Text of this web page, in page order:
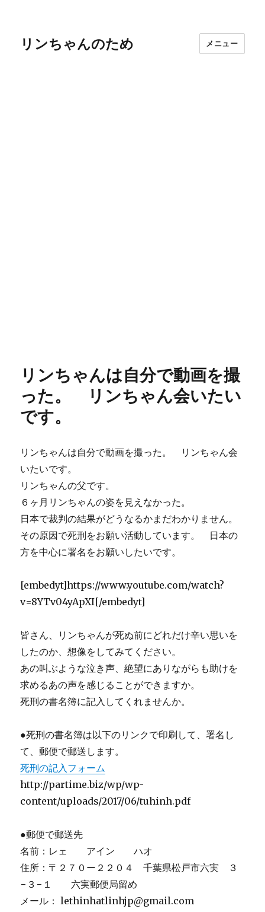
リンちゃんのため メニュー
リンちゃんは自分で動画を撮
った。 リンちゃん会いたい
です。
リンちゃんは自分で動画を撮った。 リンちゃん会
いたいです。
リンちゃんの父です。
６ヶ月リンちゃんの姿を見えなかった。
日本で裁判の結果がどうなるかまだわかりません。
その原因で死刑をお願い活動しています。 日本の
方を中心に署名をお願いしたいです。
[embedyt]https://www.youtube.com/watch?
v=8YTv04yApXI[/embedyt]
皆さん、リンちゃんが死ぬ前にどれだけ辛い思いを
したのか、想像をしてみてください。
あの叫ぶような泣き声、絶望にありながらも助けを
求めるあの声を感じることができますか。
死刑の書名簿に記入してくれませんか。
●死刑の書名簿は以下のリンクで印刷して、署名し
て、郵便で郵送します。
死刑の記入フォーム
http://partime.biz/wp/wp-
content/uploads/2017/06/tuhinh.pdf
●郵便で郵送先
名前：レェ アイン ハオ
住所：〒２７０ー２２０４ 千葉県松戸市六実 ３
−３−１ 六実郵便局留め
メール： lethinhatlinhjp@gmail.com